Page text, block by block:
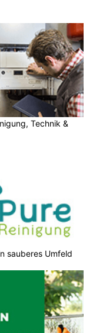
Technik &
sauberes Umfeld